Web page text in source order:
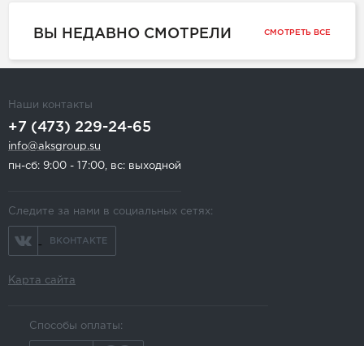
ВЫ НЕДАВНО СМОТРЕЛИ СМОТРЕТЬ ВСЕ
Наши контакты
+7 (473) 229-24-65
info@aksgroup.su
пн-сб: 9:00 - 17:00, вс: выходной
Следите за нами в социальных сетях:
ВКОНТАКТЕ
Карта сайта
Способы оплаты: